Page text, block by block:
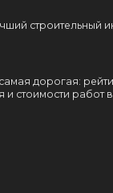
строительный
дорогая:
стоимости работ